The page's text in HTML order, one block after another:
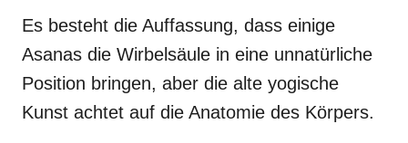
Es besteht die Auffassung, dass einige
Asanas die Wirbelsäule in eine unnatürliche
Position bringen, aber die alte yogische
Kunst achtet auf die Anatomie des Körpers.